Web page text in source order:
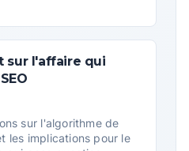
sur l'affaire qui
sur l'algorithme de
les implications pour le